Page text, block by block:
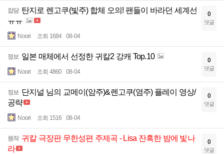
잡담 탄지로 렌고쿠(빛주) 합체 오의! 팬들이 바라던 세계선
ㅠㅠ
Noori 조회 1684 08-04
0
댓글
정보 일본 매체에서 선정한 귀칼2 강캐 Top.10
Noori 조회 4860 08-04
0
댓글
정보 단지널 님의 교메이(암주)&렌고쿠(염주) 플레이 영상/
공략
Noori 조회 1516 08-04
0
댓글
원작 귀칼 극장판 무한성편 주제곡 - Lisa 잔혹한 밤에 빛나
라
0
댓글